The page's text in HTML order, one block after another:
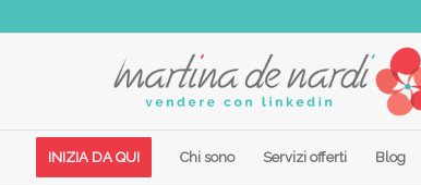
INIZIA DA QUI Chi sono Servizi offerti Blog